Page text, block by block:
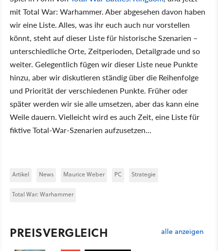
mit Total War: Warhammer. Aber abgesehen davon haben
wir eine Liste. Alles, was ihr euch auch nur vorstellen
könnt, steht auf dieser Liste für historische Szenarien –
unterschiedliche Orte, Zeitperioden, Detailgrade und so
weiter. Gelegentlich fügen wir dieser Liste neue Punkte
hinzu, aber wir diskutieren ständig über die Reihenfolge
und Priorität der verschiedenen Punkte. Früher oder
später werden wir sie alle umsetzen, aber das kann eine
Weile dauern. Vielleicht wird es auch Zeit, eine Liste für
fiktive Total-War-Szenarien aufzusetzen...
Artikel News Maurice Weber PC Strategie
Total War: Warhammer
PREISVERGLEICH alle anzeigen